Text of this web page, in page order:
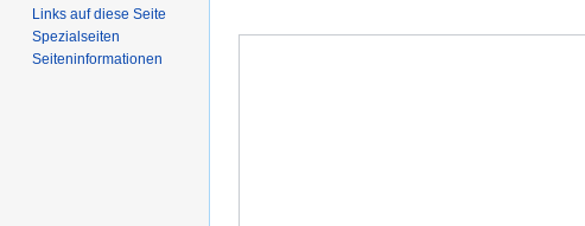
Links auf diese Seite
Spezialseiten
Seiten­informationen